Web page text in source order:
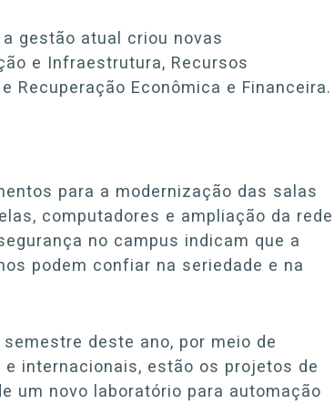
gestão atual criou novas
e Infraestrutura, Recursos
Recuperação Econômica e Financeira.
para a modernização das salas
computadores e ampliação da rede
no campus indicam que a
podem confiar na seriedade e na
deste ano, por meio de
internacionais, estão os projetos de
um novo laboratório para automação